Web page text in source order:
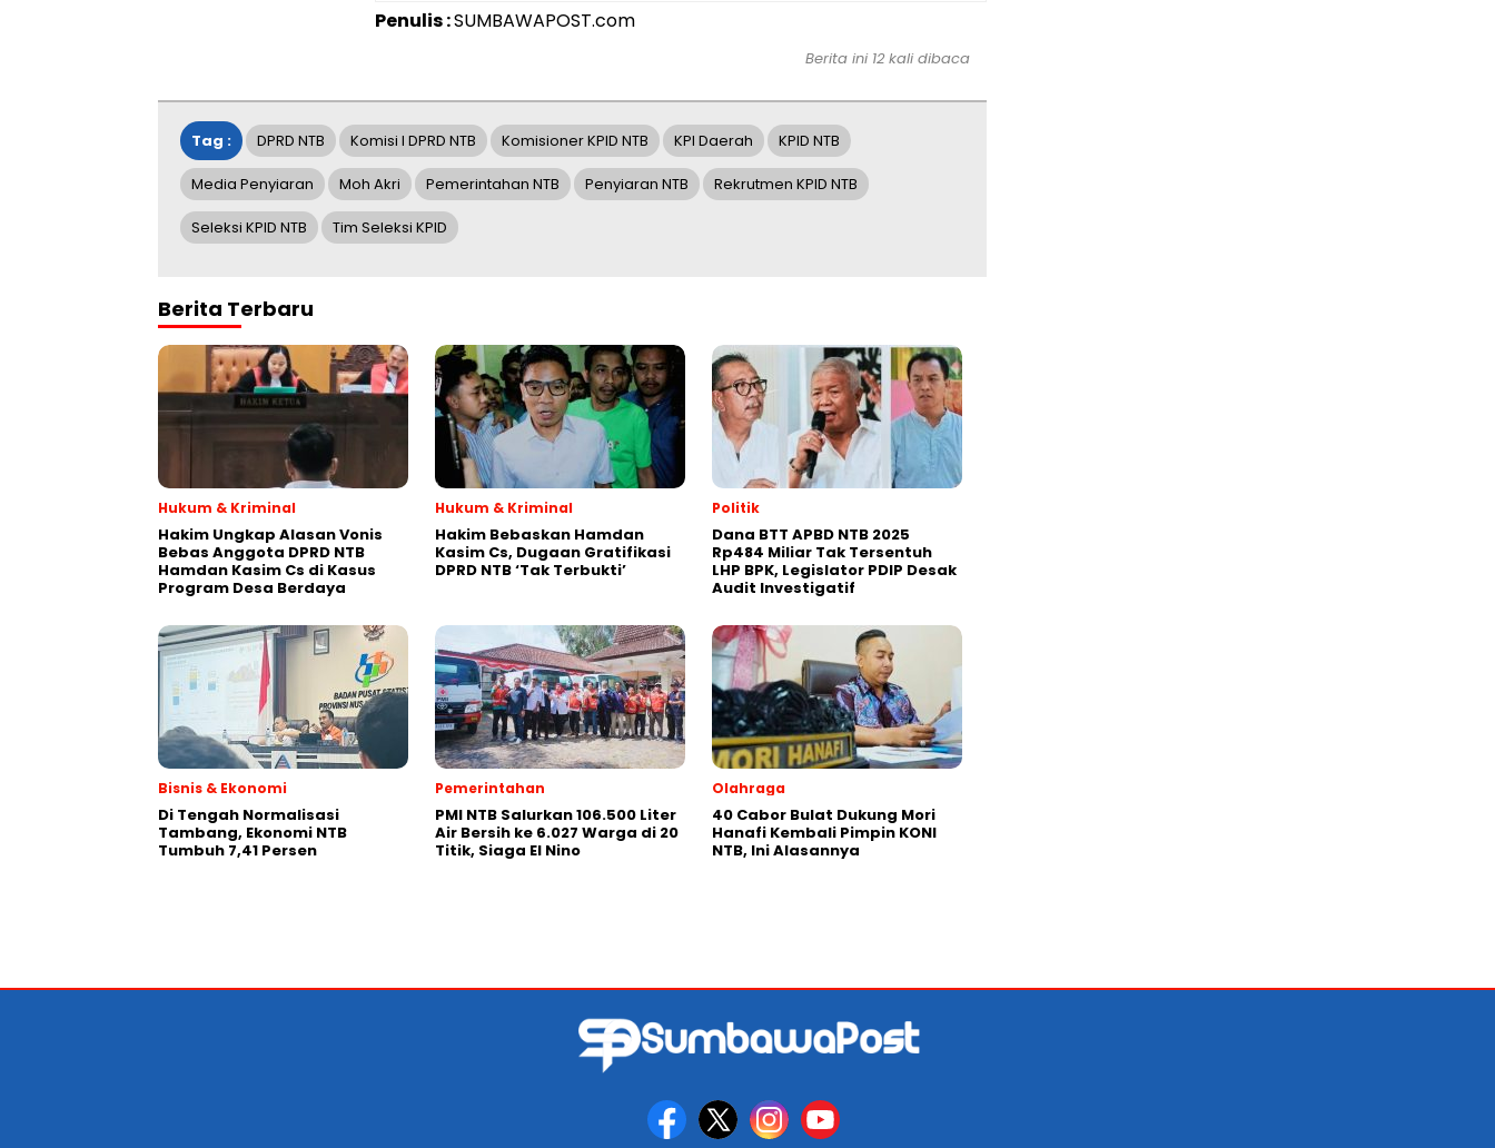
Penulis :SUMBAWAPOST.com
Berita ini 12 kali dibaca
Tag : DPRD NTB Komisi I DPRD NTB Komisioner KPID NTB KPI Daerah KPID NTB
Media Penyiaran Moh Akri Pemerintahan NTB Penyiaran NTB Rekrutmen KPID NTB
Seleksi KPID NTB Tim Seleksi KPID
Berita Terbaru
Hukum & Kriminal
Hakim Ungkap Alasan Vonis
Bebas Anggota DPRD NTB
Hamdan Kasim Cs di Kasus
Program Desa Berdaya
Hukum & Kriminal
Hakim Bebaskan Hamdan
Kasim Cs, Dugaan Gratifikasi
DPRD NTB ‘Tak Terbukti’
Politik
Dana BTT APBD NTB 2025
Rp484 Miliar Tak Tersentuh
LHP BPK, Legislator PDIP Desak
Audit Investigatif
Bisnis & Ekonomi
Di Tengah Normalisasi
Tambang, Ekonomi NTB
Tumbuh 7,41 Persen
Pemerintahan
PMI NTB Salurkan 106.500 Liter
Air Bersih ke 6.027 Warga di 20
Titik, Siaga El Nino
Olahraga
40 Cabor Bulat Dukung Mori
Hanafi Kembali Pimpin KONI
NTB, Ini Alasannya